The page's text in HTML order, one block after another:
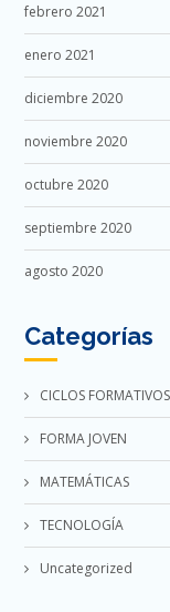
febrero 2021
enero 2021
diciembre 2020
noviembre 2020
octubre 2020
septiembre 2020
agosto 2020
Categorías
CICLOS
FORMA JOVEN
MATEMÁTICAS
TECNOLOGÍA
Uncategorized